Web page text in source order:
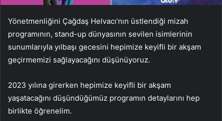
Yönetmenliğini Çağdaş Helvacı’nın üstlendiği mizah
programının, stand-up dünyasının sevilen isimlerinin
sunumlarıyla yılbaşı gecesini hepimize keyifli bir akşam
geçirmemizi sağlayacağını düşünüyoruz.
2023 yılına girerken hepimize keyifli bir akşam
yaşatacağını düşündüğümüz programın detaylarını hep
birlikte öğrenelim.